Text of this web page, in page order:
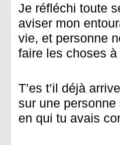
Je réfléchi toute
aviser mon
vie, et personne
faire les choses
T’es t’il déjà
sur une personne
en qui tu avais